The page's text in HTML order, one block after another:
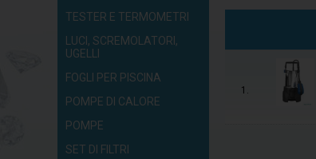
TESTER E TERMOMETRI
LUCI, SCREMOLATORI,
UGELLI
FOGLI PER PISCINA
POMPE DI CALORE
POMPE
SET DI FILTRI
1.